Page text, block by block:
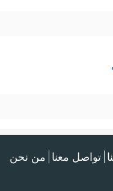
تواصل معنا من نحن